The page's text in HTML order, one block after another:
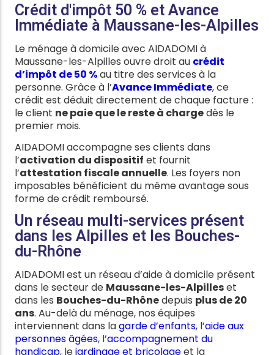
Crédit d'impôt 50 % et Avance
Immédiate à Maussane-les-Alpilles
Le ménage à domicile avec AIDADOMI à
Maussane-les-Alpilles ouvre droit au crédit
d’impôt de 50 %au titre des services à la
personne. Grâce à l’Avance Immédiate, ce
crédit est déduit directement de chaque facture :
le client ne paie que le reste à chargedès le
premier mois.
AIDADOMI accompagne ses clients dans
l’activation du dispositif et fournit
l’attestation fiscale annuelle. Les foyers non
imposables bénéficient du même avantage sous
forme de crédit remboursé.
Un réseau multi-services présent
dans les Alpilles et les Bouches-
du-Rhône
AIDADOMI est un réseau d’aide à domicile présent
dans le secteur de Maussane-les-Alpilleset
dans les Bouches-du-Rhônedepuis plus de 20
ans. Au-delà du ménage, nos équipes
interviennent dans lagarde d’enfants, l’aide aux
personnes âgées, l’accompagnement du
handicap, lejardinage et bricolageet la